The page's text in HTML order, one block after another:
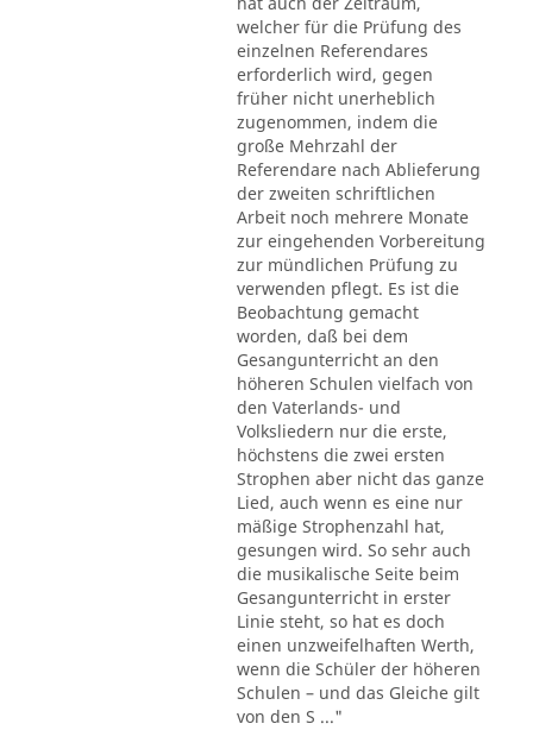
welcher für die Prüfung des
einzelnen Referendares
erforderlich wird, gegen
früher nicht unerheblich
zugenommen, indem die
große Mehrzahl der
Referendare nach Ablieferung
der zweiten schriftlichen
Arbeit noch mehrere Monate
zur eingehenden Vorbereitung
zur mündlichen Prüfung zu
verwenden pflegt. Es ist die
Beobachtung gemacht
worden, daß bei dem
Gesangunterricht an den
höheren Schulen vielfach von
den Vaterlands- und
Volksliedern nur die erste,
höchstens die zwei ersten
Strophen aber nicht das ganze
Lied, auch wenn es eine nur
mäßige Strophenzahl hat,
gesungen wird. So sehr auch
die musikalische Seite beim
Gesangunterricht in erster
Linie steht, so hat es doch
einen unzweifelhaften Werth,
wenn die Schüler der höheren
Schulen – und das Gleiche gilt
von den S ..."